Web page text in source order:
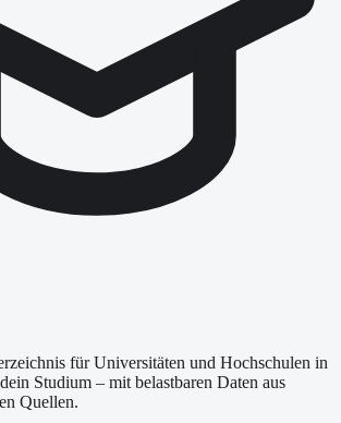
für Universitäten und Hochschulen in
Studium – mit belastbaren Daten aus
Quellen.